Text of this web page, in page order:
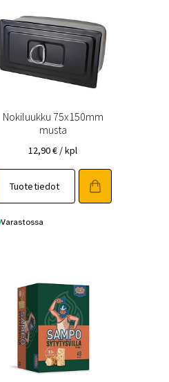
Nokiluukku 75x150mm
musta
12,90€ / kpl
Tuotetiedot
Varastossa